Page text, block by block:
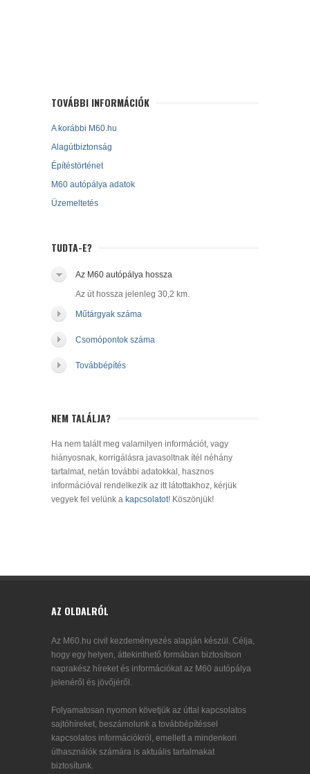
TOVÁBBI INFORMÁCIÓK
A korábbi M60.hu
Alagútbiztonság
Építéstörténet
M60 autópálya adatok
Üzemeltetés
TUDTA-E?
Az M60 autópálya hossza
Az út hossza jelenleg 30,2 km.
Műtárgyak száma
Csomópontok száma
Továbbépítés
NEM TALÁLJA?
Ha nem talált meg valamilyen információt, vagy
hiányosnak, korrigálásra javasoltnak ítél néhány
tartalmat, netán további adatokkal, hasznos
információval rendelkezik az itt látottakhoz, kérjük
vegyek fel velünk a kapcsolatot! Köszönjük!
AZ OLDALRÓL
Az M60.hu civil kezdeményezés alapján készül. Célja,
hogy egy helyen, áttekinthető formában biztosítson
naprakész híreket és információkat az M60 autópálya
jelenéről és jövőjéről.
Folyamatosan nyomon követjük az úttal kapcsolatos
sajtóhíreket, beszámolunk a továbbépítéssel
kapcsolatos információkról, emellett a mindenkori
úthasználók számára is aktuális tartalmakat
biztosítunk.